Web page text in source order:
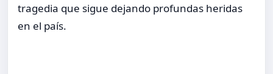
tragedia que sigue dejando profundas heridas
en el país.